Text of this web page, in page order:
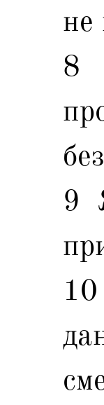
не
8
9